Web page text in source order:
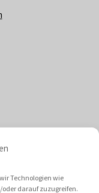
Technologien wie
darauf zuzugreifen.